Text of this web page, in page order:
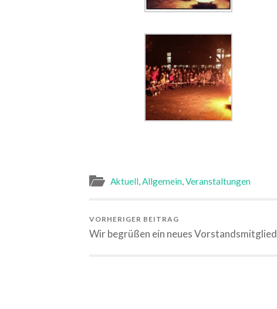
Aktuell,Allgemein,Veranstaltungen
VORHERIGER BEITRAG
Wir begrüßen ein neues Vorstandsmitglied